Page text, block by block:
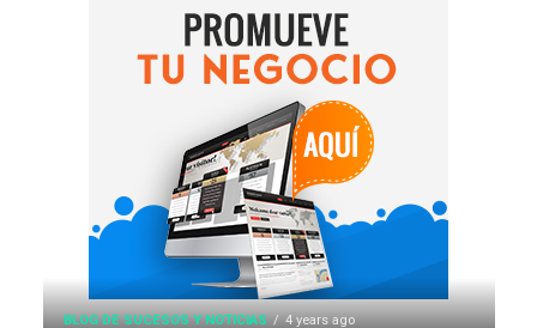
BLOG DE SUCESOS Y NOTICIAS 4 years ago